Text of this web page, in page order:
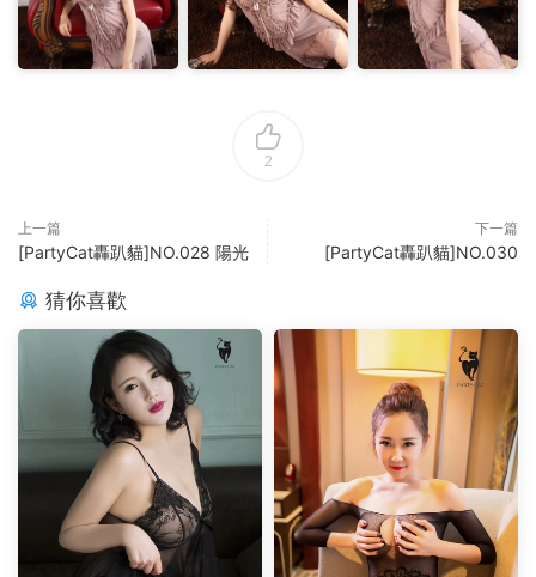
2
上一篇
[PartyCat轟趴貓]NO.028 陽光
下一篇
[PartyCat轟趴貓]NO.030
猜你喜歡